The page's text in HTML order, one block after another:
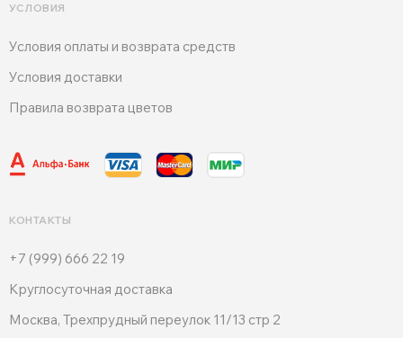
УСЛОВИЯ
Условия оплаты и возврата средств
Условия доставки
Правила возврата цветов
+7 (999) 666 22 19
КОНТАКТЫ
Круглосуточная доставка
Москва, Трехпрудный переулок 11/13 стр 2